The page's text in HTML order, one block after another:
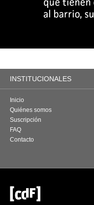
INSTITUCIONALES
Inicio
Quiénes somos
Suscripción
FAQ
Contacto